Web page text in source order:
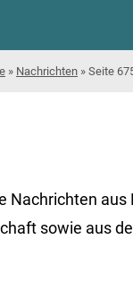
» Nachrichten » Seite
Nachrichten aus
sowie aus